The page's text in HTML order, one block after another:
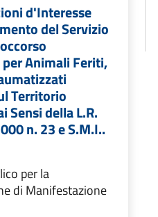
d'Interesse
del Servizio
Animali Feriti,
Territorio
Sensi della L.R.
n. 23 e S.M.I..
per la
di Manifestazione